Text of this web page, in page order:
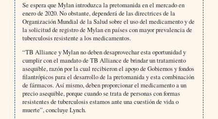
Se espera que Mylan introduzca la pretomanida en el mercado en
enero de 2020. No obstante, dependerá de las directrices de la
Organización Mundial de la Salud sobre el uso del medicamento y de
la solicitud de registro de Mylan en países con mayor prevalencia de
tuberculosis resistente a los medicamentos.
“TB Alliance y Mylan no deben desaprovechar esta oportunidad y
cumplir con el mandato de TB Alliance de brindar un tratamiento
asequible, razón por la cual recibieron el apoyo de Gobiernos y fondos
filantrópicos para el desarrollo de la pretomanida y esta combinación
de fármacos. Así mismo, deben proporcionar el medicamento a un
precio asequible, porque cuando se trata de personas con formas
resistentes de tuberculosis estamos ante una cuestión de vida o
muerte”, concluye Lynch.